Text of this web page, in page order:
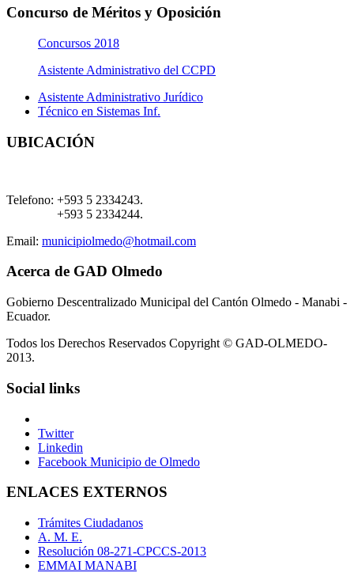
Concurso de Méritos y Oposición
Concursos 2018
Asistente Administrativo del CCPD
Asistente Administrativo Jurídico
Técnico en Sistemas Inf.
UBICACIÓN
Telefono: +593 5 2334243.
+593 5 2334244.
Email: municipiolmedo@hotmail.com
Acerca de GAD Olmedo
Gobierno Descentralizado Municipal del Cantón Olmedo - Manabi -
Ecuador.
Todos los Derechos Reservados Copyright © GAD-OLMEDO-
2013.
Social links
Twitter
Linkedin
Facebook Municipio de Olmedo
ENLACES EXTERNOS
Trámites Ciudadanos
A. M. E.
Resolución 08-271-CPCCS-2013
EMMAI MANABI